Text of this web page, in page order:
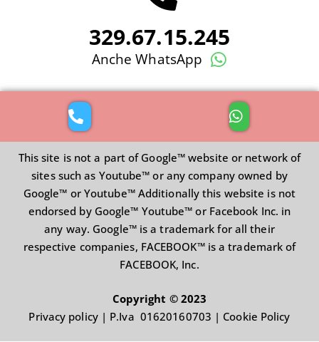
329.67.15.245
Anche WhatsApp
This site is not a part of Google™ website or network of
sites such as Youtube™ or any company owned by
Google™ or Youtube™ Additionally this website is not
endorsed by Google™ Youtube™ or Facebook Inc. in
any way. Google™ is a trademark for all their
respective companies, FACEBOOK™ is a trademark of
FACEBOOK, Inc.
Copyright © 2023
Privacy policy| P.Iva 01620160703 | Cookie Policy